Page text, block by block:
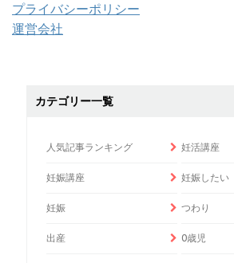
プライバシーポリシー
運営会社
カテゴリー一覧
人気記事ランキング 妊活講座
妊娠講座 妊娠したい
妊娠 つわり
出産 0歳児